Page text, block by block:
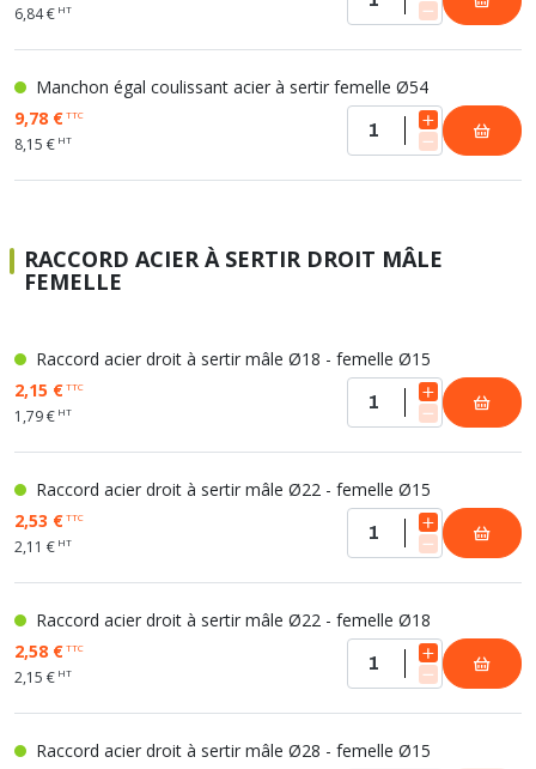
6,84 € HT
Manchon égal coulissant acier à sertir femelle Ø54
9,78 €TTC
8,15 € HT
RACCORD ACIER À SERTIR DROIT MÂLE
FEMELLE
Raccord acier droit à sertir mâle Ø18 - femelle Ø15
2,15 €TTC
1,79 € HT
Raccord acier droit à sertir mâle Ø22 - femelle Ø15
2,53 €TTC
2,11 € HT
Raccord acier droit à sertir mâle Ø22 - femelle Ø18
2,58 €TTC
2,15 € HT
Raccord acier droit à sertir mâle Ø28 - femelle Ø15